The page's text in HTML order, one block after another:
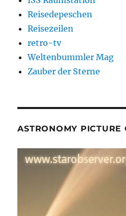
Reisedepeschen
Reisezeilen
retro-tv
Weltenbummler Mag
Zauber der Sterne
ASTRONOMY PICTURE